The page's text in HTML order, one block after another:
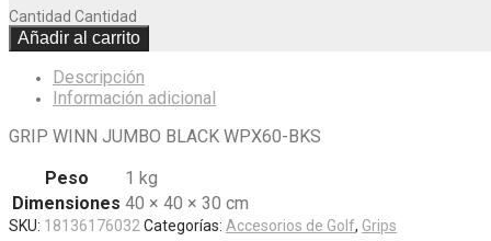
Cantidad Cantidad
Añadir al carrito
Descripción
Información adicional
GRIP WINN JUMBO BLACK WPX60-BKS
Peso
1 kg
Dimensiones 40 × 40 × 30 cm
SKU: 18136176032 Categorías: Accesorios de Golf, Grips